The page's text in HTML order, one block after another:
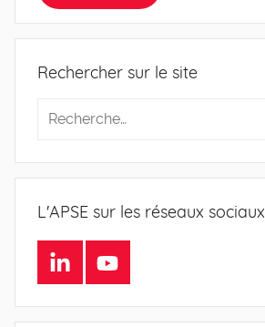
Rechercher sur le site
L'APSE sur les réseaux sociaux
LinkedInYoutube